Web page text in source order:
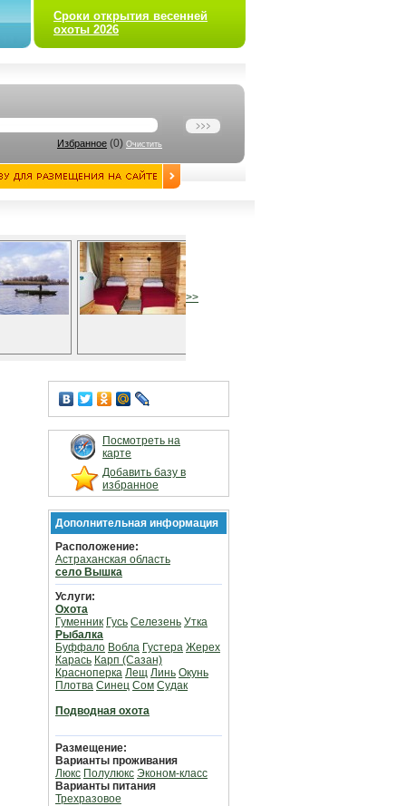
Сроки открытия весенней
охоты 2026
Избранное (0) Очистить
>>
Посмотреть на
карте
Добавить базу в
избранное
Дополнительная информация
Расположение:
Астраханская область
село Вышка
Услуги:
Охота
Гуменник Гусь Селезень Утка
Рыбалка
Буффало Вобла Густера Жерех
Карась Карп (Сазан)
Красноперка Лещ Линь Окунь
Плотва Синец Сом Судак
Подводная охота
Размещение:
Варианты проживания
Люкс Полулюкс Эконом-класс
Варианты питания
Трехразовое